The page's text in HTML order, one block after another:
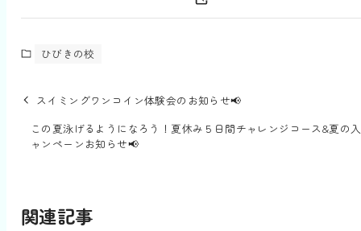
ひびきの校
スイミングワンコイン体験会のお知らせ📢
この夏泳げるようになろう！夏休み５日間チャレンジコース&夏の
ャンペーンお知らせ📢
関連記事